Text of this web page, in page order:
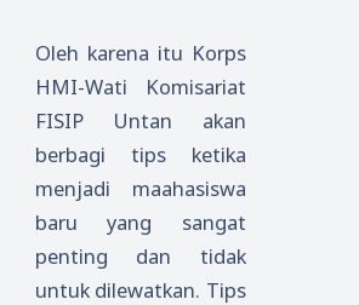
Oleh karena itu Korps
HMI-Wati Komisariat
FISIP Untan akan
berbagi tips ketika
menjadi maahasiswa
baru yang sangat
penting dan tidak
untuk dilewatkan. Tips